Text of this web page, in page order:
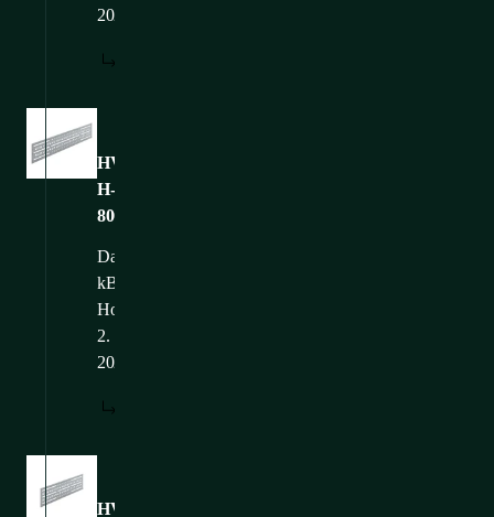
2025
HVMS-
H-
800_WEB
Bilder
Dateigröße: 229,7
kB
Hochgeladen: 24.
2.
2025
HVMS-